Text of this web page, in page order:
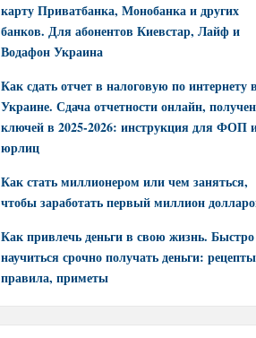
карту Приватбанка, Монобанка и других
банков. Для абонентов Киевстар, Лайф и
Водафон Украина
Как сдать отчет в налоговую по интернету в
Украине. Сдача отчетности онлайн,
ключей в 2025-2026: инструкция для ФОП
юрлиц
Как стать миллионером или чем заняться,
чтобы заработать первый миллион
Как привлечь деньги в свою жизнь. Быстро
научиться срочно получать деньги:
правила, приметы